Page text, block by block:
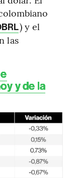
) y el
las
y de la